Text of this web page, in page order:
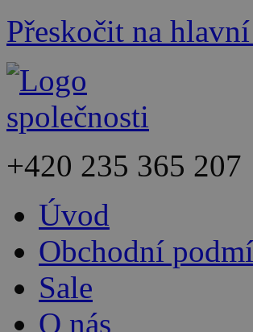
Přeskočit na hlavní
+420 235 365 207
Úvod
Obchodní
Sale
O nás